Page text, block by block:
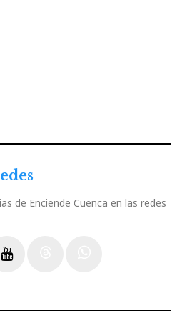
de Enciende Cuenca en las redes